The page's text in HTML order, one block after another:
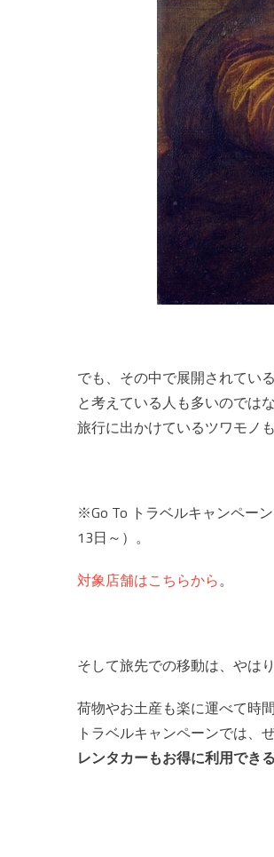
でも、その中で展開されている
と考えている人も多いのでは
旅行に出かけているツワモノも
※Go To トラベルキャンペー
13日～）。
対象店舗はこちらから。
そして旅先での移動は、やは
荷物やお土産も楽に運べて時
トラベルキャンペーンでは、
レンタカーもお得に利用できる